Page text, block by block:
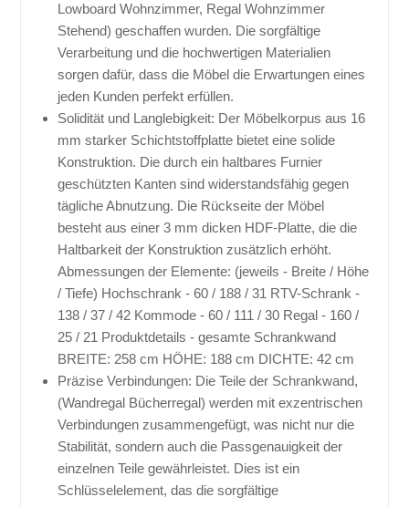
Lowboard Wohnzimmer, Regal Wohnzimmer
Stehend) geschaffen wurden. Die sorgfältige
Verarbeitung und die hochwertigen Materialien
sorgen dafür, dass die Möbel die Erwartungen eines
jeden Kunden perfekt erfüllen.
Solidität und Langlebigkeit: Der Möbelkorpus aus 16
mm starker Schichtstoffplatte bietet eine solide
Konstruktion. Die durch ein haltbares Furnier
geschützten Kanten sind widerstandsfähig gegen
tägliche Abnutzung. Die Rückseite der Möbel
besteht aus einer 3 mm dicken HDF-Platte, die die
Haltbarkeit der Konstruktion zusätzlich erhöht.
Abmessungen der Elemente: (jeweils - Breite / Höhe
/ Tiefe) Hochschrank - 60 / 188 / 31 RTV-Schrank -
138 / 37 / 42 Kommode - 60 / 111 / 30 Regal - 160 /
25 / 21 Produktdetails - gesamte Schrankwand
BREITE: 258 cm HÖHE: 188 cm DICHTE: 42 cm
Präzise Verbindungen: Die Teile der Schrankwand,
(Wandregal Bücherregal) werden mit exzentrischen
Verbindungen zusammengefügt, was nicht nur die
Stabilität, sondern auch die Passgenauigkeit der
einzelnen Teile gewährleistet. Dies ist ein
Schlüsselelement, das die sorgfältige